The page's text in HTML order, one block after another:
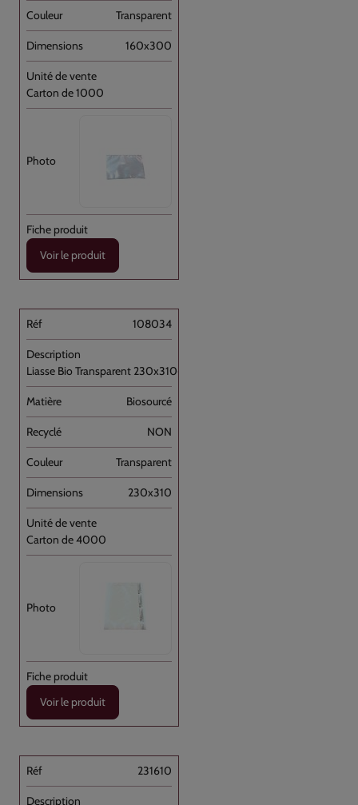
Transparent
160x300
Carton de 1000
Voir le produit
108034
Liasse Bio Transparent 230x310+P //4000
Biosourcé
NON
Transparent
230x310
Carton de 4000
Voir le produit
231610